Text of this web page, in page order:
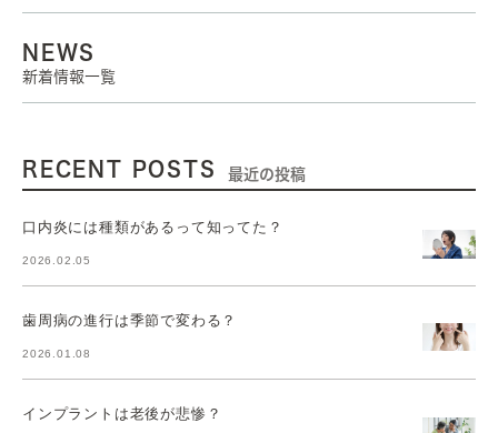
NEWS
新着情報一覧
RECENT POSTS 最近の投稿
口内炎には種類があるって知ってた？
2026.02.05
歯周病の進行は季節で変わる？
2026.01.08
インプラントは老後が悲惨？